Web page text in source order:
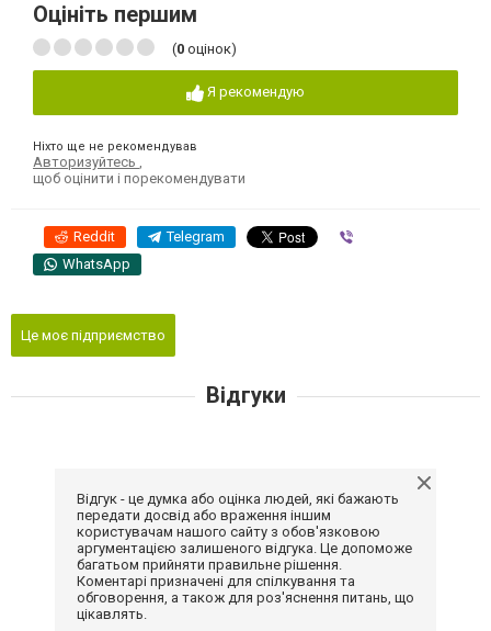
Оцініть першим
(0 оцінок)
Я рекомендую
Ніхто ще не рекомендував
Авторизуйтесь
щоб оцінити і порекомендувати
Reddit Telegram
WhatsApp
Це моє підприємство
Відгуки
Відгук - це думка або оцінка людей, які бажають
передати досвід або враження іншим
користувачам нашого сайту з обов'язковою
аргументацією залишеного відгука. Це допоможе
багатьом прийняти правильне рішення.
Коментарі призначені для спілкування та
обговорення, а також для роз'яснення питань, що
цікавлять.